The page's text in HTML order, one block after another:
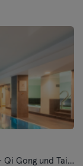
Barre · Fitness · Hyrox · Meditation · Pilates · Qi Gong und Tai Chi · Sauna · Schwimmen · Tanzen · Yoga